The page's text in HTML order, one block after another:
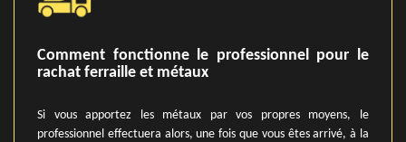
Comment fonctionne le professionnel pour le
rachat ferraille et métaux
Si vous apportez les métaux par vos propres moyens, le
professionnel effectuera alors, une fois que vous êtes arrivé, à la